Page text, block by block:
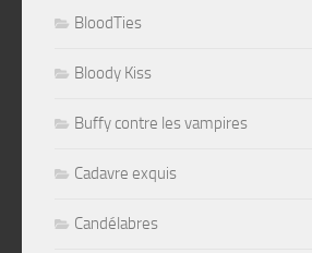
BloodTies
Bloody Kiss
Buffy contre les vampires
Cadavre exquis
Candélabres